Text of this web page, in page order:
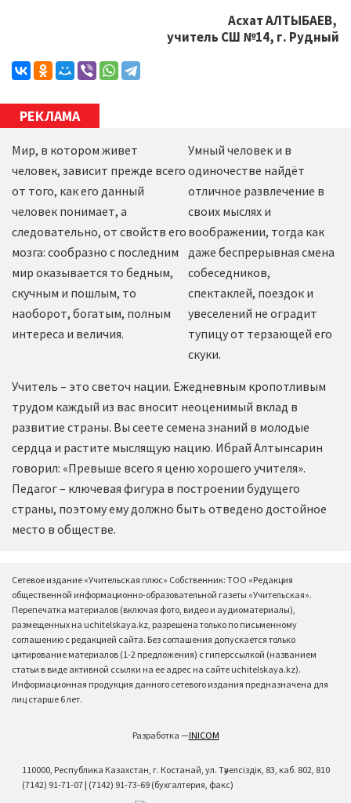
Асхат АЛТЫБАЕВ,
учитель СШ №14, г. Рудный
РЕКЛАМА
Мир, в котором живет
человек, зависит прежде всего
от того, как его данный
человек понимает, а
следовательно, от свойств его
мозга: сообразно с последним
мир оказывается то бедным,
скучным и пошлым, то
наоборот, богатым, полным
интереса и величия.
Умный человек и в
одиночестве найдёт
отличное развлечение в
своих мыслях и
воображении, тогда как
даже беспрерывная смена
собеседников,
спектаклей, поездок и
увеселений не оградит
тупицу от терзающей его
скуки.
Учитель – это светоч нации. Ежедневным кропотливым
трудом каждый из вас вносит неоценимый вклад в
развитие страны. Вы сеете семена знаний в молодые
сердца и растите мыслящую нацию. Ибрай Алтынсарин
говорил: «Превыше всего я ценю хорошего учителя».
Педагог – ключевая фигура в построении будущего
страны, поэтому ему должно быть отведено достойное
место в обществе.
Сетевое издание «Учительская плюс» Собственник: ТОО «Редакция
общественной информационно-образовательной газеты «Учительская».
Перепечатка материалов (включая фото, видео и аудиоматериалы),
размещенных на uchitelskaya.kz, разрешена только по письменному
соглашению с редакцией сайта. Без соглашения допускается только
цитирование материалов (1-2 предложения) с гиперссылкой (названием
статьи в виде активной ссылки на ее адрес на сайте uchitelskaya.kz).
Информационная продукция данного сетевого издания предназначена для
лиц старше 6 лет.
Разработка —INICOM
110000, Республика Казахстан, г. Костанай, ул. Тәуелсіздік, 83, каб. 802, 810
(7142) 91-71-07 | (7142) 91-73-69 (бухгалтерия, факс)